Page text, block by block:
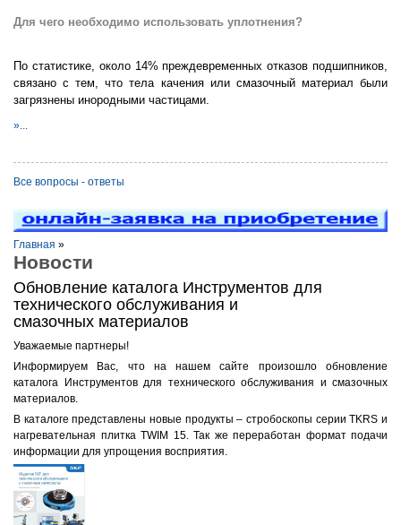
Для чего необходимо использовать уплотнения?
По статистике, около 14% преждевременных отказов подшипников,
связано с тем, что тела качения или смазочный материал были
загрязнены инородными частицами.
»...
Все вопросы - ответы
Главная »
Новости
Обновление каталога Инструментов для
технического обслуживания и
смазочных материалов
Уважаемые партнеры!
Информируем Вас, что на нашем сайте произошло обновление
каталога Инструментов для технического обслуживания и смазочных
материалов.
В каталоге представлены новые продукты – стробоскопы серии TKRS и
нагревательная плитка TWIM 15. Так же переработан формат подачи
информации для упрощения восприятия.